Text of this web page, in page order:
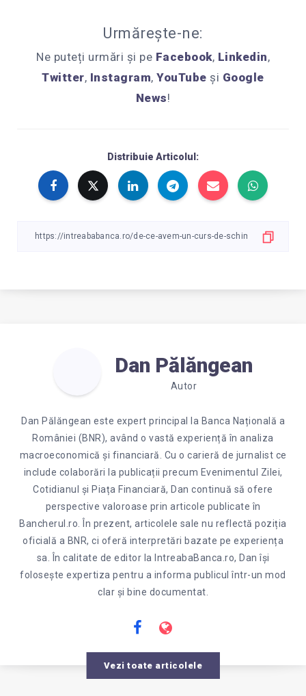
Urmărește-ne:
Ne puteți urmări și pe Facebook, Linkedin,
Twitter, Instagram,YouTube și Google
News!
Distribuie Articolul:
Dan Pălăngean
Autor
Dan Pălăngean este expert principal la Banca Națională a
României (BNR), având o vastă experiență în analiza
macroeconomică și financiară. Cu o carieră de jurnalist ce
include colaborări la publicații precum Evenimentul Zilei,
Cotidianul și Piața Financiară, Dan continuă să ofere
perspective valoroase prin articole publicate în
Bancherul.ro. În prezent, articolele sale nu reflectă poziția
oficială a BNR, ci oferă interpretări bazate pe experiența
sa. În calitate de editor la IntreabaBanca.ro, Dan își
folosește expertiza pentru a informa publicul într-un mod
clar și bine documentat.
Vezi toate articolele